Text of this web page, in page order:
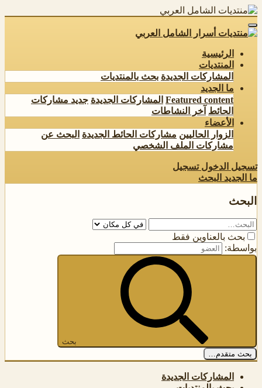
الرئيسية
المنتديات
المشاركات الجديدة بحث بالمنتديات
ما الجديد
Featured content المشاركات الجديدة جديد مشاركات
الحائط آخر النشاطات
الأعضاء
الزوار الحاليين مشاركات الحائط الجديدة البحث عن
مشاركات الملف الشخصي
تسجيل الدخول تسجيل
ما الجديد البحث
البحث
بحث بالعناوين فقط
بواسطة:
بحث
بحث متقدم…
المشاركات الجديدة